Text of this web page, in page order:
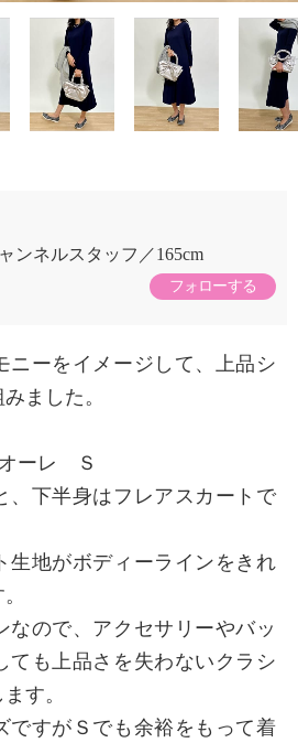
ンネルスタッフ
165cm
フォローする
ニーをイメージして、上品シ
ました。
ーレ Ｓ
、下半身はフレアスカートで
生地がボディーラインをきれ
なので、アクセサリーやバッ
ても上品さを失わないクラシ
す。
ですがＳでも余裕をもって着